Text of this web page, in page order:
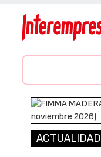
ACTUALIDAD